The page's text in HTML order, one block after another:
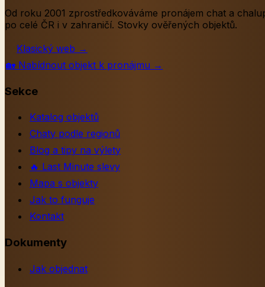
Od roku 2001 zprostředkováváme pronájem chat a
po celé ČR i v zahraničí. Stovky ověřených objektů.
Klasický web →
🏡 Nabídnout objekt k pronájmu →
Sekce
Katalog objektů
Chaty podle regionů
Blog a tipy na výlety
🔥 Last Minute slevy
Mapa s objekty
Jak to funguje
Kontakt
Dokumenty
Jak objednat